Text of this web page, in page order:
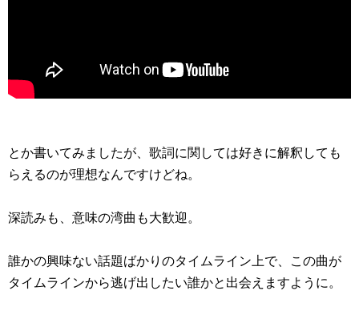
とか書いてみましたが、歌詞に関しては好きに解釈しても
らえるのが理想なんですけどね。
深読みも、意味の湾曲も大歓迎。
誰かの興味ない話題ばかりのタイムライン上で、この曲が
タイムラインから逃げ出したい誰かと出会えますように。